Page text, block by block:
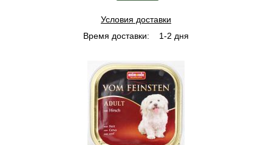
Условия доставки
Время доставки:
1-2 дня